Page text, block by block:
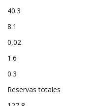
40.3
8.1
0,02
1.6
0.3
Reservas totales